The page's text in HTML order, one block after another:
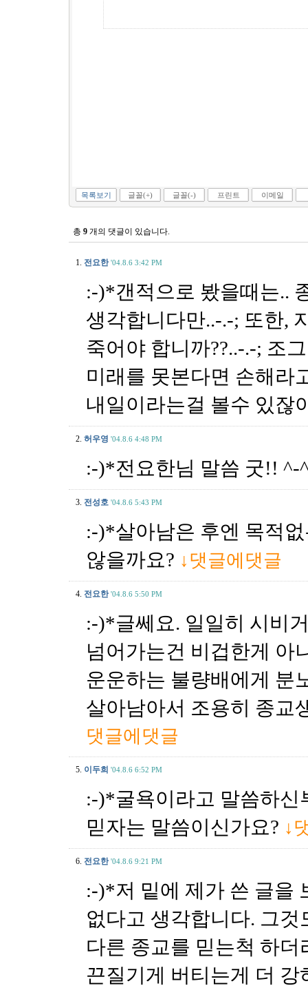
목록보기 글꼴(+) 글꼴(-) 프린트 이메일
총 9 개의 댓글이 있습니다.
1. 전요한 '04.8.6 3:42 PM
:-)*갠적으로 봤을때는..
생각합니다만..-.-; 또한,
죽어야 합니까??..-.-; 조
미래를 못본다면 손해라
내일이라는걸 볼수 있잖
2. 허우영 '04.8.6 4:48 PM
:-)*전요한님 말씀 굿!! ^-
3. 전성호 '04.8.6 5:43 PM
:-)*살아남은 후엔 목적
않을까요? ↓댓글에댓글
4. 전요한 '04.8.6 5:50 PM
:-)*글쎄요. 일일히 시비
넘어가는건 비겁한게 아
운운하는 불량배에게 분
살아남아서 조용히 종교
댓글에댓글
5. 이두희 '04.8.6 6:52 PM
:-)*굴욕이라고 말씀하신
믿자는 말씀이신가요? ↓
6. 전요한 '04.8.6 9:21 PM
:-)*저 밑에 제가 쓴 글을
없다고 생각합니다. 그
다른 종교를 믿는척 하
끈질기게 버티는게 더